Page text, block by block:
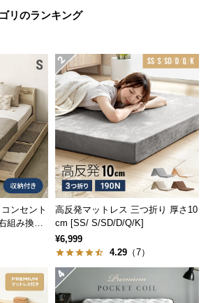
リのランキング
ンセント
組み換え
高反発マットレス 三つ折り 厚さ10
cm [SS/ S/SD/D/Q/K]
¥6,999
4.29 （7）